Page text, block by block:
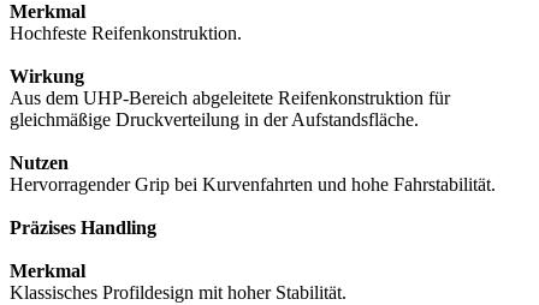
Merkmal
Hochfeste Reifenkonstruktion.
Wirkung
Aus dem UHP-Bereich abgeleitete Reifenkonstruktion für
gleichmäßige Druckverteilung in der Aufstandsfläche.
Nutzen
Hervorragender Grip bei Kurvenfahrten und hohe Fahrstabilität.
Präzises Handling
Merkmal
Klassisches Profildesign mit hoher Stabilität.